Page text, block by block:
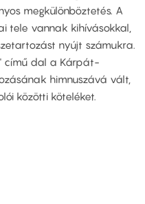
megkülönböztetés. A
tele vannak kihívásokkal,
nyújt számukra.
című dal a Kárpát-
himnuszává vált,
közötti köteléket.